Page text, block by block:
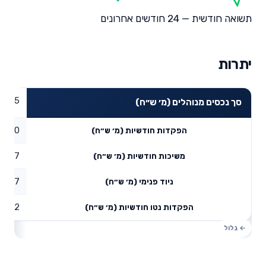
תשואה חודשית — 24 חודשים אחרונים
יתרות
סך נכסים מנוהלים (מ׳ ש״ח) 11.95
הפקדות חודשיות (מ׳ ש״ח) 0
משיכות חודשיות (מ׳ ש״ח) 0.17
ניוד פנימי (מ׳ ש״ח) 0.37
הפקדות נטו חודשיות (מ׳ ש״ח) 0.2